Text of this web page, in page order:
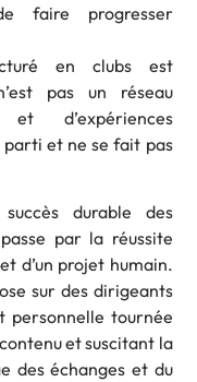
faire progresser
en clubs est
pas un réseau
d’expériences
parti et ne se fait pas
durable des
par la réussite
d’un projet humain.
sur des dirigeants
personnelle tournée
et suscitant la
des échanges et du